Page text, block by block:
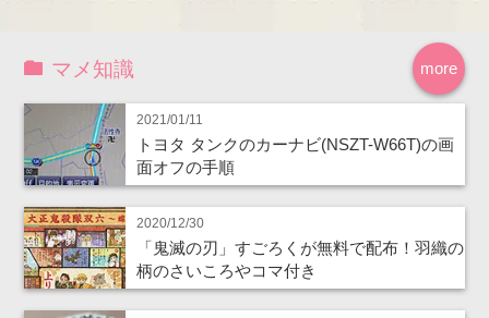
more
マメ知識
2021/01/11
トヨタ タンクのカーナビ(NSZT-W66T)の画
面オフの手順
2020/12/30
「鬼滅の刃」すごろくが無料で配布！羽織の
柄のさいころやコマ付き